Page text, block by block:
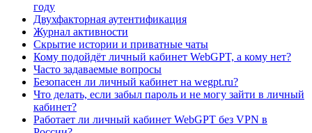
году
Двухфакторная аутентификация
Журнал активности
Скрытие истории и приватные чаты
Кому подойдёт личный кабинет WebGPT, а кому нет?
Часто задаваемые вопросы
Безопасен ли личный кабинет на wegpt.ru?
Что делать, если забыл пароль и не могу зайти в личный
кабинет?
Работает ли личный кабинет WebGPT без VPN в